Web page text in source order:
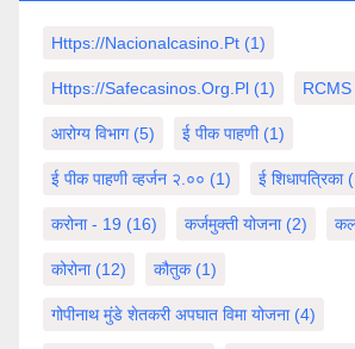
Https://nacionalcasino.pt (1)
Https://safecasinos.org.pl (1) RCMS
आरोग्य विभाग(5) ई पीक पाहणी(1)
ई पीक पाहणी व्हर्जन २.०० (1) ई शिधापत्रिका
करोना - 19 (16) कर्जमुक्ती योजना(2)
कोरोना(12) कौतुक(1)
गोपीनाथ मुंडे शेतकरी अपघात विमा योजना(4)